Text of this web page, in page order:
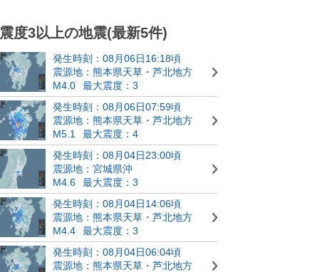
震度3以上の地震(最新5件)
発生時刻：08月06日16:18頃
震源地：熊本県天草・芦北地方
M4.0
最大震度：3
発生時刻：08月06日07:59頃
震源地：熊本県天草・芦北地方
M5.1
最大震度：4
発生時刻：08月04日23:00頃
震源地：宮城県沖
M4.6
最大震度：3
発生時刻：08月04日14:06頃
震源地：熊本県天草・芦北地方
M4.4
最大震度：3
発生時刻：08月04日06:04頃
震源地：熊本県天草・芦北地方